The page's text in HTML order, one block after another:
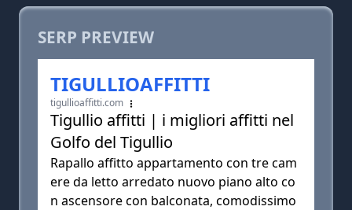
SERP PREVIEW
TIGULLIOAFFITTI
tigullioaffitti.com
Tigullio affitti | i migliori affitti nel
Golfo del Tigullio
Rapallo affitto appartamento con tre cam
ere da letto arredato nuovo piano alto co
n ascensore con balconata, comodissimo